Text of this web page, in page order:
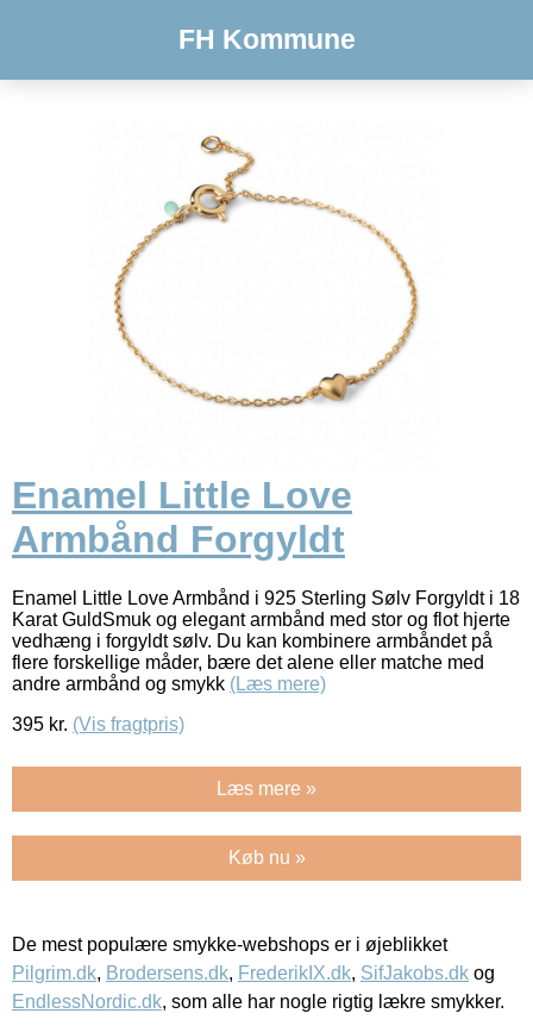
FH Kommune
Enamel Little Love
Armbånd Forgyldt
Enamel Little Love Armbånd i 925 Sterling Sølv Forgyldt i 18
Karat GuldSmuk og elegant armbånd med stor og flot hjerte
vedhæng i forgyldt sølv. Du kan kombinere armbåndet på
flere forskellige måder, bære det alene eller matche med
andre armbånd og smykk (Læs mere)
395 kr. (Vis fragtpris)
Læs mere »
Køb nu »
De mest populære smykke-webshops er i øjeblikket
Pilgrim.dk, Brodersens.dk, FrederikIX.dk, SifJakobs.dk og
EndlessNordic.dk, som alle har nogle rigtig lækre smykker.